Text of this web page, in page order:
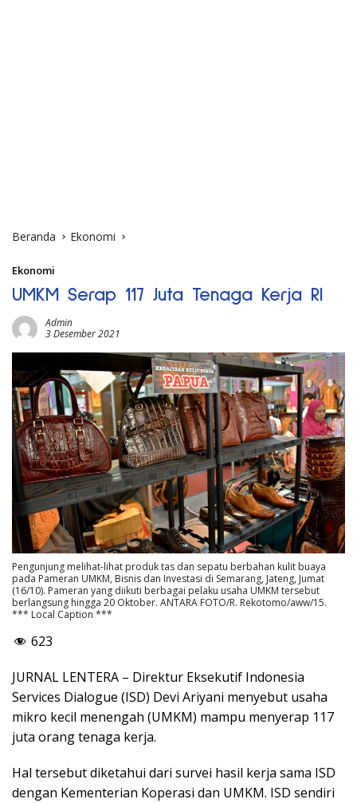
Beranda Ekonomi
Ekonomi
UMKM Serap 117 Juta Tenaga Kerja RI
Admin
3 Desember 2021
Pengunjung melihat-lihat produk tas dan sepatu berbahan kulit buaya
pada Pameran UMKM, Bisnis dan Investasi di Semarang, Jateng, Jumat
(16/10). Pameran yang diikuti berbagai pelaku usaha UMKM tersebut
berlangsung hingga 20 Oktober. ANTARA FOTO/R. Rekotomo/aww/15.
*** Local Caption ***
623
JURNAL LENTERA – Direktur Eksekutif Indonesia
Services Dialogue (ISD) Devi Ariyani menyebut usaha
mikro kecil menengah (UMKM) mampu menyerap 117
juta orang tenaga kerja.
Hal tersebut diketahui dari survei hasil kerja sama ISD
dengan Kementerian Koperasi dan UMKM. ISD sendiri